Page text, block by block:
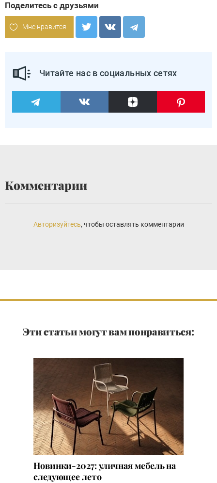
Поделитесь с друзьями
Мне нравится
Читайте нас в социальных сетях
Комментарии
Авторизуйтесь, чтобы оставлять комментарии
Эти статьи могут вам понравиться:
Новинки-2027: уличная мебель на
следующее лето